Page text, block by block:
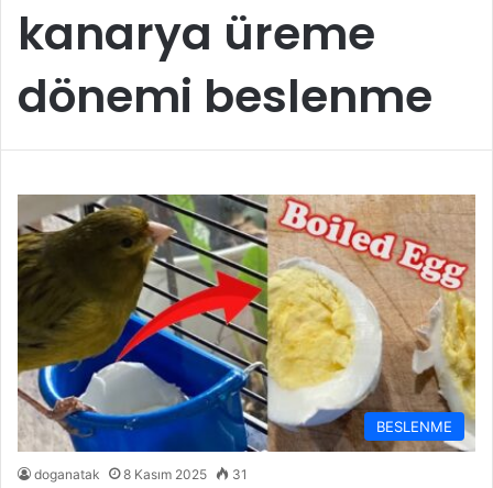
kanarya üreme
dönemi beslenme
BESLENME
doganatak 8 Kasım 2025 31